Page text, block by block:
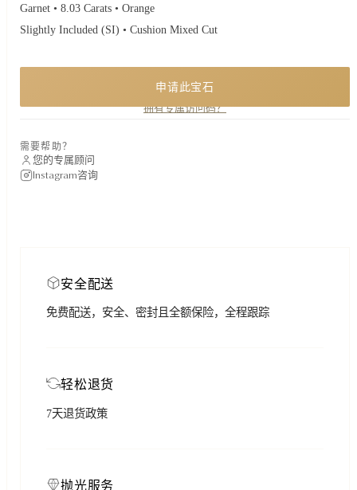
Garnet • 8.03 Carats • Orange
Slightly Included (SI) • Cushion Mixed Cut
申请此宝石
拥有专属访问码？
需要帮助？
您的专属顾问
Instagram咨询
安全配送
免费配送，安全、密封且全额保险，全程跟踪
轻松退货
7天退货政策
抛光服务